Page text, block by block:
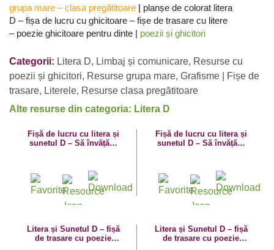
grupa mare – clasa pregătitoare | planșe de colorat litera
D – fișa de lucru cu ghicitoare – fișe de trasare cu litere
– poezie ghicitoare pentru dinte | poezii și ghicitori
Categorii: Litera D, Limbaj și comunicare, Resurse cu
poezii și ghicitori, Resurse grupa mare, Grafisme | Fișe de
trasare, Literele, Resurse clasa pregătitoare
Alte resurse din categoria: Litera D
Fișă de lucru cu litera și
sunetul D – Să învățăm
Fișă de lucru cu litera și
sunetul D – Să învățăm
Litera și Sunetul D – fișă
de trasare cu poezie
Litera și Sunetul D – fișă
de trasare cu poezie